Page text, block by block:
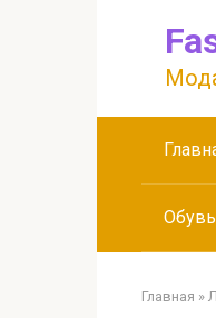
Главная »